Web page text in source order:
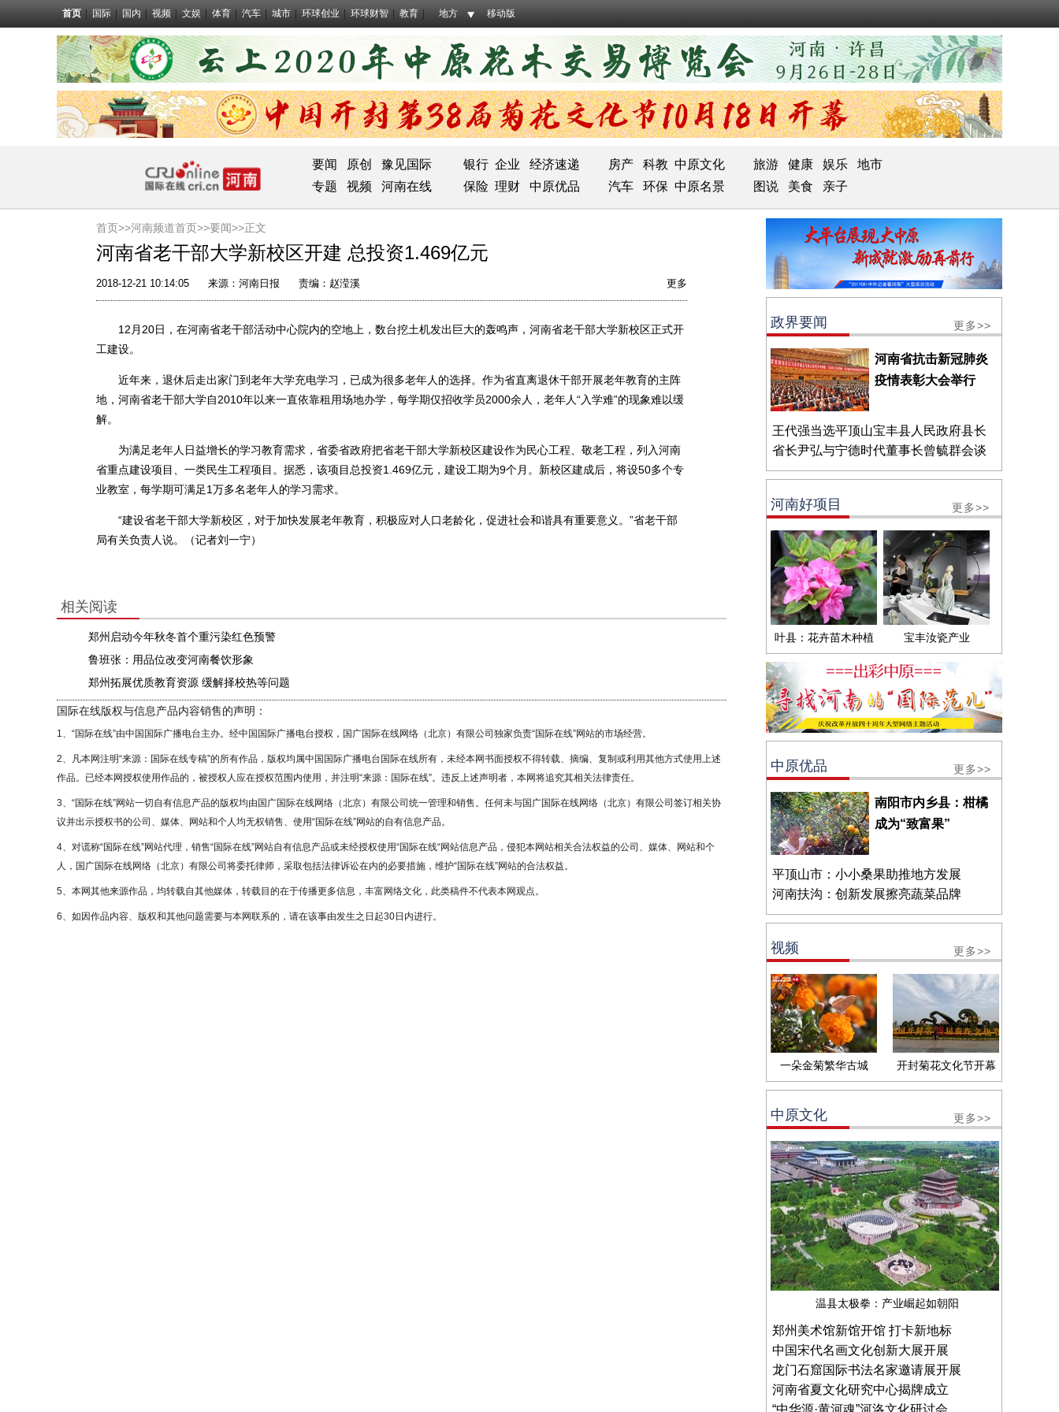
首页 国际 国内 视频 文娱 体育 汽车 城市 环球创业 环球财智 教育 地方 移动版
要闻 原创 豫见国际 银行 企业 经济速递 房产 科教 中原文化 旅游 健康 娱乐
地市
专题
视频 河南在线 保险 理财 中原优品 汽车 环保 中原名景 图说 美食 亲子
首页>>河南频道首页>>要闻>>正文
河南省老干部大学新校区开建 总投资1.469亿元
2018-12-21 10:14:05 来源： 河南日报 责编：赵滢溪 更多
12月20日，在河南省老干部活动中心院内的空地上，数台挖土机发出巨大的轰鸣声，河南省老干部大学新校区正式开
工建设。
近年来，退休后走出家门到老年大学充电学习，已成为很多老年人的选择。作为省直离退休干部开展老年教育的主阵
地，河南省老干部大学自2010年以来一直依靠租用场地办学，每学期仅招收学员2000余人，老年人“入学难”的现象难以缓
解。
为满足老年人日益增长的学习教育需求，省委省政府把省老干部大学新校区建设作为民心工程、敬老工程，列入河南
省重点建设项目、一类民生工程项目。据悉，该项目总投资1.469亿元，建设工期为9个月。新校区建成后，将设50多个专
业教室，每学期可满足1万多名老年人的学习需求。
“建设省老干部大学新校区，对于加快发展老年教育，积极应对人口老龄化，促进社会和谐具有重要意义。”省老干部
局有关负责人说。（记者刘一宁）
相关阅读
郑州启动今年秋冬首个重污染红色预警
鲁班张：用品位改变河南餐饮形象
郑州拓展优质教育资源 缓解择校热等问题
国际在线版权与信息产品内容销售的声明：
1、“国际在线”由中国国际广播电台主办。经中国国际广播电台授权，国广国际在线网络（北京）有限公司独家负责“国际在线”网站的市场经营。
2、凡本网注明“来源：国际在线专稿”的所有作品，版权均属中国国际广播电台国际在线所有，未经本网书面授权不得转载、摘编、复制或利用其他方式使用上述
作品。已经本网授权使用作品的，被授权人应在授权范围内使用，并注明“来源：国际在线”。违反上述声明者，本网将追究其相关法律责任。
3、“国际在线”网站一切自有信息产品的版权均由国广国际在线网络（北京）有限公司统一管理和销售。任何未与国广国际在线网络（北京）有限公司签订相关协
议并出示授权书的公司、媒体、网站和个人均无权销售、使用“国际在线”网站的自有信息产品。
4、对谎称“国际在线”网站代理，销售“国际在线”网站自有信息产品或未经授权使用“国际在线“网站信息产品，侵犯本网站相关合法权益的公司、媒体、网站和个
人，国广国际在线网络（北京）有限公司将委托律师，采取包括法律诉讼在内的必要措施，维护“国际在线”网站的合法权益。
5、本网其他来源作品，均转载自其他媒体，转载目的在于传播更多信息，丰富网络文化，此类稿件不代表本网观点。
6、如因作品内容、版权和其他问题需要与本网联系的，请在该事由发生之日起30日内进行。
政界要闻 更多>>
河南省抗击新冠肺炎
疫情表彰大会举行
王代强当选平顶山宝丰县人民政府县长
省长尹弘与宁德时代董事长曾毓群会谈
河南好项目 更多>>
叶县：花卉苗木种植 宝丰汝瓷产业
中原优品 更多>>
南阳市内乡县：柑橘
成为“致富果”
平顶山市：小小桑果助推地方发展
河南扶沟：创新发展擦亮蔬菜品牌
视频 更多>>
一朵金菊繁华古城 开封菊花文化节开幕
中原文化 更多>>
温县太极拳：产业崛起如朝阳
郑州美术馆新馆开馆 打卡新地标
中国宋代名画文化创新大展开展
龙门石窟国际书法名家邀请展开展
河南省夏文化研究中心揭牌成立
“中华源·黄河魂”河洛文化研讨会